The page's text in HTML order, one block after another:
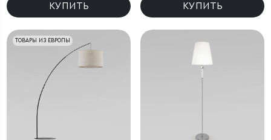
КУПИТЬ КУПИТЬ
ТОВАРЫ ИЗ ЕВРОПЫ